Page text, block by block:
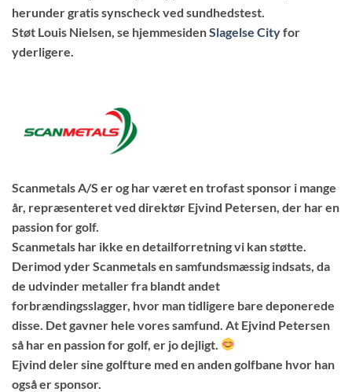
herunder gratis synscheck ved sundhedstest.
Støt Louis Nielsen, se hjemmesidenSlagelse Cityfor
yderligere.
Scanmetals A/S er og har været en trofast sponsor i mange
år, repræsenteret ved direktør Ejvind Petersen, der har en
passion for golf.
Scanmetals har ikke en detailforretning vi kan støtte.
Derimod yder Scanmetals en samfundsmæssig indsats, da
de udvinder metaller fra blandt andet
forbrændingsslagger, hvor man tidligere bare deponerede
disse. Det gavner hele vores samfund. At Ejvind Petersen
så har en passion for golf, er jo dejligt.
Ejvind deler sine golfture med en anden golfbane hvor han
også er sponsor.